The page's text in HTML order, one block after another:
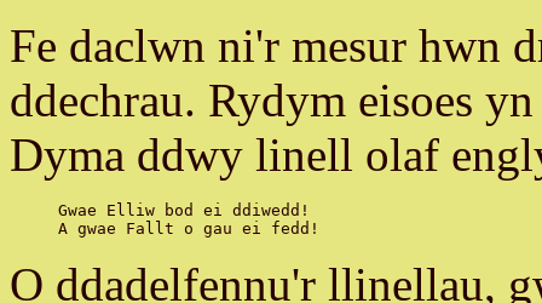
Fe daclwn ni'r mesur hwn
ddechrau. Rydym eisoes
Dyma ddwy linell olaf
Gwae Elliw bod ei ddiwedd!
O ddadelfennu'r llinellau,